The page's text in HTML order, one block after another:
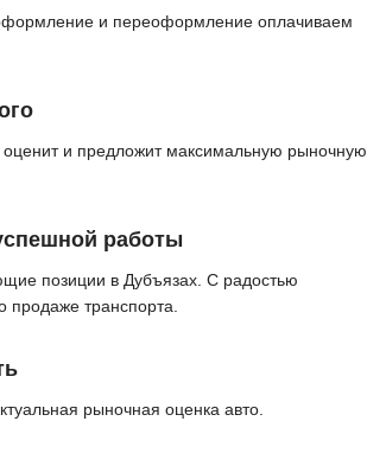
и переоформление оплачиваем
оценит и предложит максимальную рыночную
работы
позиции в Дубъязах. С радостью
продаже транспорта.
рыночная оценка авто.